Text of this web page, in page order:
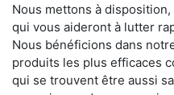
Nous mettons à
qui vous aideront à lutter
Nous bénéficions dans
produits les plus efficaces
qui se trouvent être aussi